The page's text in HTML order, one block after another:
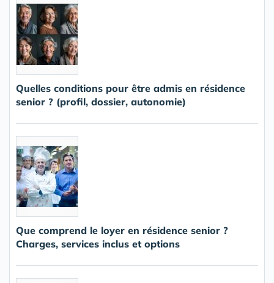
Quelles conditions pour être admis en résidence
senior ? (profil, dossier, autonomie)
Que comprend le loyer en résidence senior ?
Charges, services inclus et options